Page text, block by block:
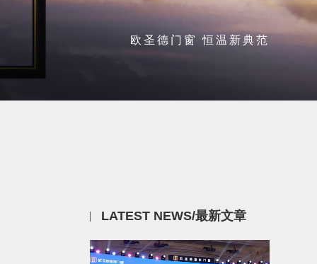
欧圣德门窗 恒温新典范
LATEST NEWS/最新文章